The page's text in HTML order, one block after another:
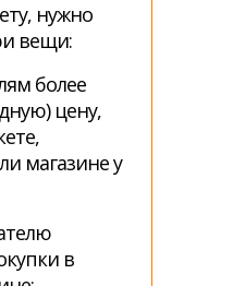
нужно
вещи:
более
цену,
магазине у
в